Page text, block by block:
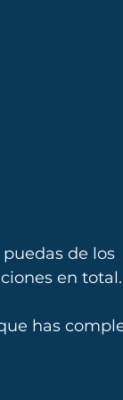
de los
en total.
has